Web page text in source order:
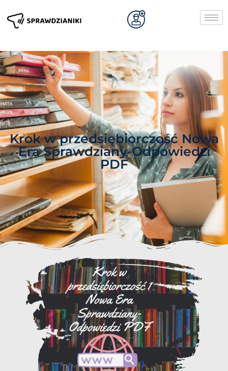
Krok w przedsiębiorczość Nowa
Era Sprawdziany-Odpowiedzi
PDF